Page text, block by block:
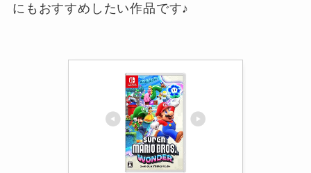
にもおすすめしたい作品です♪